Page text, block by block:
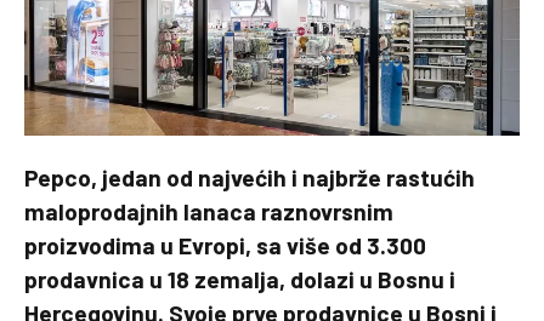
Pepco, jedan od najvećih i najbrže rastućih
maloprodajnih lanaca raznovrsnim
proizvodima u Evropi, sa više od 3.300
prodavnica u 18 zemalja, dolazi u Bosnu i
Hercegovinu. Svoje prve prodavnice u Bosni i